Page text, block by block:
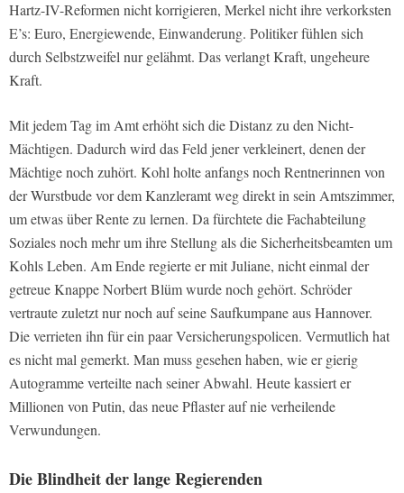
Hartz-IV-Reformen nicht korrigieren, Merkel nicht ihre verkorksten
E’s: Euro, Energiewende, Einwanderung. Politiker fühlen sich
durch Selbstzweifel nur gelähmt. Das verlangt Kraft, ungeheure
Kraft.
Mit jedem Tag im Amt erhöht sich die Distanz zu den Nicht-
Mächtigen. Dadurch wird das Feld jener verkleinert, denen der
Mächtige noch zuhört. Kohl holte anfangs noch Rentnerinnen von
der Wurstbude vor dem Kanzleramt weg direkt in sein Amtszimmer,
um etwas über Rente zu lernen. Da fürchtete die Fachabteilung
Soziales noch mehr um ihre Stellung als die Sicherheitsbeamten um
Kohls Leben. Am Ende regierte er mit Juliane, nicht einmal der
getreue Knappe Norbert Blüm wurde noch gehört. Schröder
vertraute zuletzt nur noch auf seine Saufkumpane aus Hannover.
Die verrieten ihn für ein paar Versicherungspolicen. Vermutlich hat
es nicht mal gemerkt. Man muss gesehen haben, wie er gierig
Autogramme verteilte nach seiner Abwahl. Heute kassiert er
Millionen von Putin, das neue Pflaster auf nie verheilende
Verwundungen.
Die Blindheit der lange Regierenden